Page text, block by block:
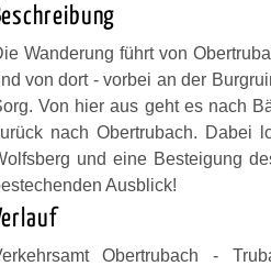
Wanderung führt von
von dort - vorbei an der
Von hier aus geht es nach
nach Obertrubach. Dabei
und eine Besteigung
Ausblick!
Obertrubach -